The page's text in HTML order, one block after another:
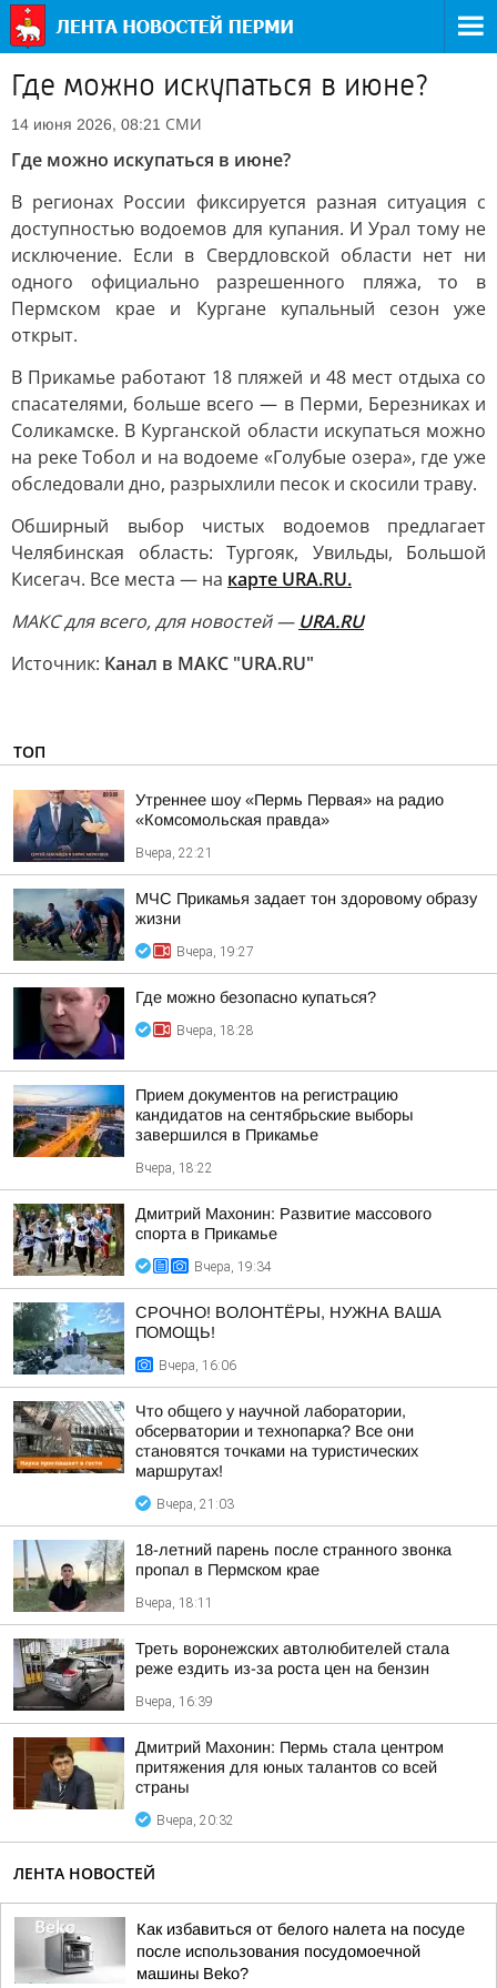
Где можно искупаться в июне?
14 июня 2026, 08:21 СМИ
Где можно искупаться в июне?
В регионах России фиксируется разная ситуация с
доступностью водоемов для купания. И Урал тому не
исключение. Если в Свердловской области нет ни
одного официально разрешенного пляжа, то в
Пермском крае и Кургане купальный сезон уже
открыт.
В Прикамье работают 18 пляжей и 48 мест отдыха со
спасателями, больше всего — в Перми, Березниках и
Соликамске. В Курганской области искупаться можно
на реке Тобол и на водоеме «Голубые озера», где уже
обследовали дно, разрыхлили песок и скосили траву.
Обширный выбор чистых водоемов предлагает
Челябинская область: Тургояк, Увильды, Большой
Кисегач. Все места — на карте URA.RU.
MAКС для всего, для новостей — URA.RU
Источник: Канал в МАКС "URA.RU"
ТОП
Утреннее шоу «Пермь Первая» на радио
«Комсомольская правда»
Вчера, 22:21
МЧС Прикамья задает тон здоровому образу
жизни
Вчера, 19:27
Где можно безопасно купаться?
Вчера, 18:28
Прием документов на регистрацию
кандидатов на сентябрьские выборы
завершился в Прикамье
Вчера, 18:22
Дмитрий Махонин: Развитие массового
спорта в Прикамье
Вчера, 19:34
СРОЧНО! ВОЛОНТЁРЫ, НУЖНА ВАША
ПОМОЩЬ!
Вчера, 16:06
Что общего у научной лаборатории,
обсерватории и технопарка? Все они
становятся точками на туристических
маршрутах!
Вчера, 21:03
18-летний парень после странного звонка
пропал в Пермском крае
Вчера, 18:11
Треть воронежских автолюбителей стала
реже ездить из-за роста цен на бензин
Вчера, 16:39
Дмитрий Махонин: Пермь стала центром
притяжения для юных талантов со всей
страны
Вчера, 20:32
ЛЕНТА НОВОСТЕЙ
Как избавиться от белого налета на посуде
после использования посудомоечной
машины Beko?